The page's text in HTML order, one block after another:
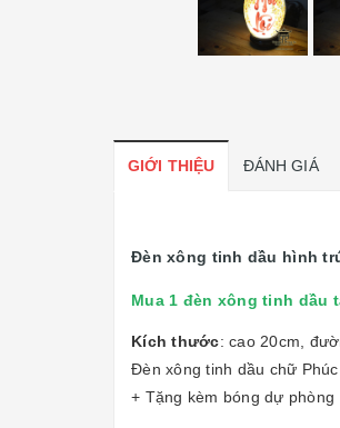
GIỚI THIỆU ĐÁNH GIÁ
Đèn xông tinh dầu hình
Mua 1 đèn xông tinh dầu
Kích thước: cao 20cm,
Đèn xông tinh dầu chữ
+ Tặng kèm bóng dự phòng